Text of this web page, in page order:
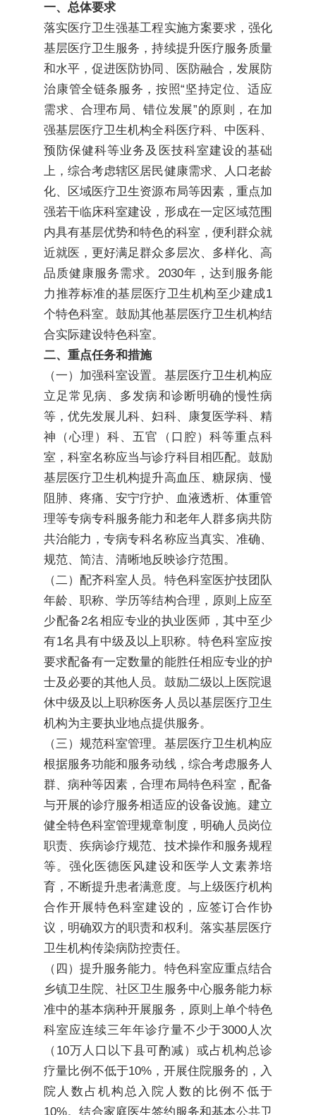
一、总体要求
落实医疗卫生强基工程实施方案要求，强化
基层医疗卫生服务，持续提升医疗服务质量
和水平，促进医防协同、医防融合，发展防
治康管全链条服务，按照“坚持定位、适应
需求、合理布局、错位发展”的原则，在加
强基层医疗卫生机构全科医疗科、中医科、
预防保健科等业务及医技科室建设的基础
上，综合考虑辖区居民健康需求、人口老龄
化、区域医疗卫生资源布局等因素，重点加
强若干临床科室建设，形成在一定区域范围
内具有基层优势和特色的科室，便利群众就
近就医，更好满足群众多层次、多样化、高
品质健康服务需求。2030年，达到服务能
力推荐标准的基层医疗卫生机构至少建成1
个特色科室。鼓励其他基层医疗卫生机构结
合实际建设特色科室。
二、重点任务和措施
（一）加强科室设置。基层医疗卫生机构应
立足常见病、多发病和诊断明确的慢性病
等，优先发展儿科、妇科、康复医学科、精
神（心理）科、五官（口腔）科等重点科
室，科室名称应当与诊疗科目相匹配。鼓励
基层医疗卫生机构提升高血压、糖尿病、慢
阻肺、疼痛、安宁疗护、血液透析、体重管
理等专病专科服务能力和老年人群多病共防
共治能力，专病专科名称应当真实、准确、
规范、简洁、清晰地反映诊疗范围。
（二）配齐科室人员。特色科室医护技团队
年龄、职称、学历等结构合理，原则上应至
少配备2名相应专业的执业医师，其中至少
有1名具有中级及以上职称。特色科室应按
要求配备有一定数量的能胜任相应专业的护
士及必要的其他人员。鼓励二级以上医院退
休中级及以上职称医务人员以基层医疗卫生
机构为主要执业地点提供服务。
（三）规范科室管理。基层医疗卫生机构应
根据服务功能和服务动线，综合考虑服务人
群、病种等因素，合理布局特色科室，配备
与开展的诊疗服务相适应的设备设施。建立
健全特色科室管理规章制度，明确人员岗位
职责、疾病诊疗规范、技术操作和服务规程
等。强化医德医风建设和医学人文素养培
育，不断提升患者满意度。与上级医疗机构
合作开展特色科室建设的，应签订合作协
议，明确双方的职责和权利。落实基层医疗
卫生机构传染病防控责任。
（四）提升服务能力。特色科室应重点结合
乡镇卫生院、社区卫生服务中心服务能力标
准中的基本病种开展服务，原则上单个特色
科室应连续三年年诊疗量不少于3000人次
（10万人口以下县可酌减）或占机构总诊
疗量比例不低于10%，开展住院服务的，入
院人数占机构总入院人数的比例不低于
10%。结合家庭医生签约服务和基本公共卫